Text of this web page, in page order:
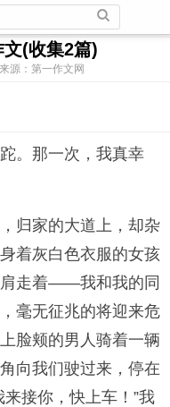
(收集2篇)
源：第一作文网
。那一次，我真幸
归家的大道上，却杂
着灰白色衣服的女孩
肩走着——我和我的同
毫无征兆的将迎来危
脸颊的男人骑着一辆
向我们驶过来，停在
接你，快上车！”我